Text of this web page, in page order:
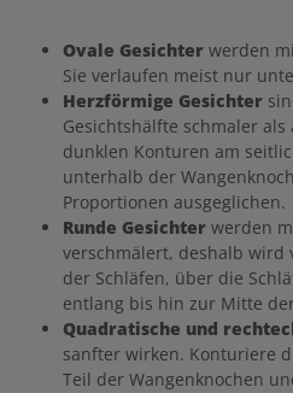
Ovale Gesichter werden
Sie verlaufen meist nur
Herzförmige Gesichter
Gesichtshälfte schmaler
dunklen Konturen am
unterhalb der
Proportionen ausgeglichen.
Runde Gesichter werden
verschmälert, deshalb wird
der Schläfen, über die
entlang bis hin zur Mitte
Quadratische und
sanfter wirken. Konturiere
Teil der Wangenknochen